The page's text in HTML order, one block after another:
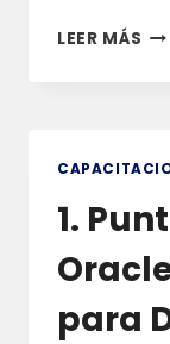
LEER MÁS 2.
1.
para